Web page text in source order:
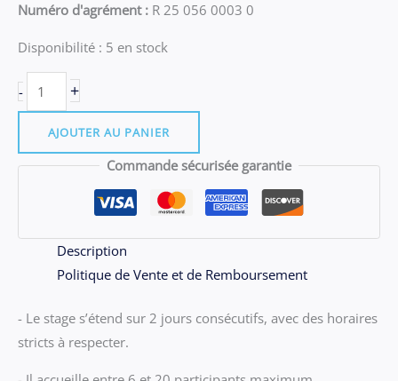
Numéro d'agrément : R 25 056 0003 0
Disponibilité : 5 en stock
-
quantité
de
Stage
Vannes
octobre
+
AJOUTER AU PANIER
Commande sécurisée garantie
Description
Politique de Vente et de Remboursement
- Le stage s’étend sur 2 jours consécutifs, avec des horaires
stricts à respecter.